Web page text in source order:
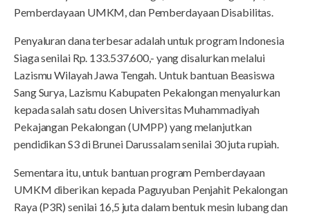
Pemberdayaan UMKM, dan Pemberdayaan Disabilitas.
Penyaluran dana terbesar adalah untuk program Indonesia
Siaga senilai Rp. 133.537.600,- yang disalurkan melalui
Lazismu Wilayah Jawa Tengah. Untuk bantuan Beasiswa
Sang Surya, Lazismu Kabupaten Pekalongan menyalurkan
kepada salah satu dosen Universitas Muhammadiyah
Pekajangan Pekalongan (UMPP) yang melanjutkan
pendidikan S3 di Brunei Darussalam senilai 30 juta rupiah.
Sementara itu, untuk bantuan program Pemberdayaan
UMKM diberikan kepada Paguyuban Penjahit Pekalongan
Raya (P3R) senilai 16,5 juta dalam bentuk mesin lubang dan